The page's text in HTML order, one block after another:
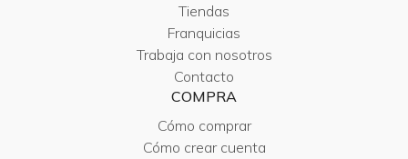
Tiendas
Franquicias
Trabaja con nosotros
Contacto
COMPRA
Cómo comprar
Cómo crear cuenta